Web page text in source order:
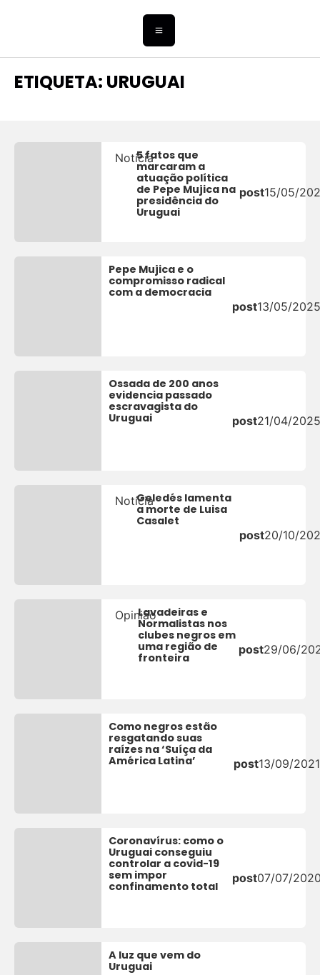
ETIQUETA: URUGUAI
Notícia5 fatos que
marcaram a
atuação política
de Pepe Mujica na
presidência do
Uruguai
post15/05/
Pepe Mujica e o
compromisso radical
com a democracia
post13/05/
Ossada de 200 anos
evidencia passado
escravagista do
Uruguai
post21/04/
NotíciaGeledés lamenta
a morte de Luisa
Casalet
post20/10/
OpiniãoLavadeiras e
Normalistas nos
clubes negros em
uma região de
fronteira
post29/06/
Como negros estão
resgatando suas
raízes na ‘Suíça da
América Latina’
post13/09/2021
Coronavírus: como o
Uruguai conseguiu
controlar a covid-19
sem impor
confinamento total
post07/07/
A luz que vem do
Uruguai